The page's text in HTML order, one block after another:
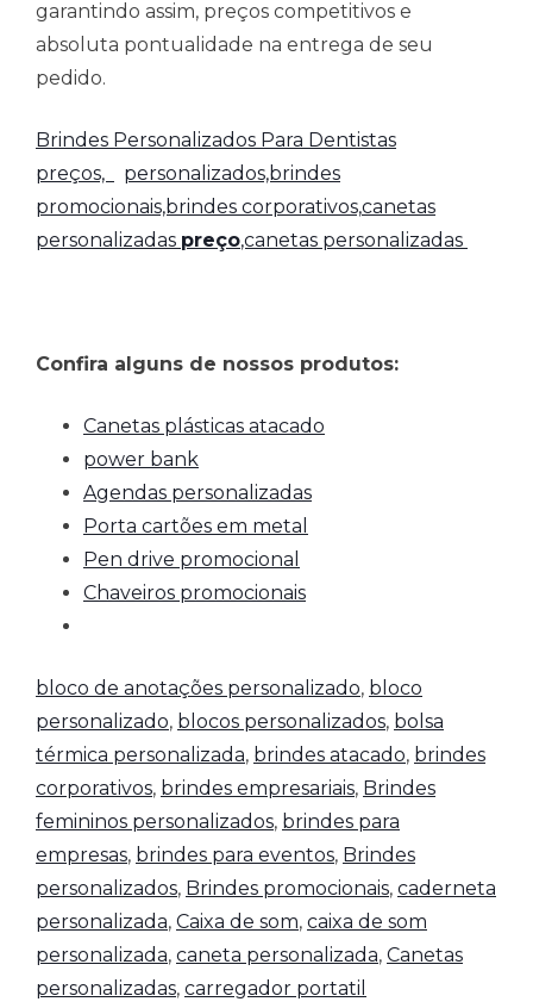
garantindo assim, preços competitivos e
absoluta pontualidade na entrega de seu
pedido.
Brindes Personalizados Para Dentistas
preços,
personalizados,brindes
promocionais,brindes corporativos,canetas
personalizadas preço,canetas personalizadas
Confira alguns de nossos produtos:
Canetas plásticas atacado
power bank
Agendas personalizadas
Porta cartões em metal
Pen drive promocional
Chaveiros promocionais
bloco de anotações personalizado, bloco
personalizado, blocos personalizados, bolsa
térmica personalizada, brindes atacado, brindes
corporativos, brindes empresariais, Brindes
femininos personalizados, brindes para
empresas, brindes para eventos, Brindes
personalizados, Brindes promocionais, caderneta
personalizada, Caixa de som, caixa de som
personalizada, caneta personalizada, Canetas
personalizadas, carregador portatil